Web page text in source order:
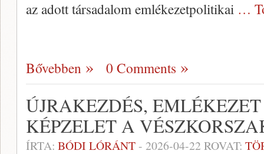
az adott társadalom emlékezetpolitikai …
Bővebben 0 Comments
ÚJRAKEZDÉS,
KÉPZELET A
ÍRTA: BÓDI LÓRÁNT- 2026-04-22 ROVAT: